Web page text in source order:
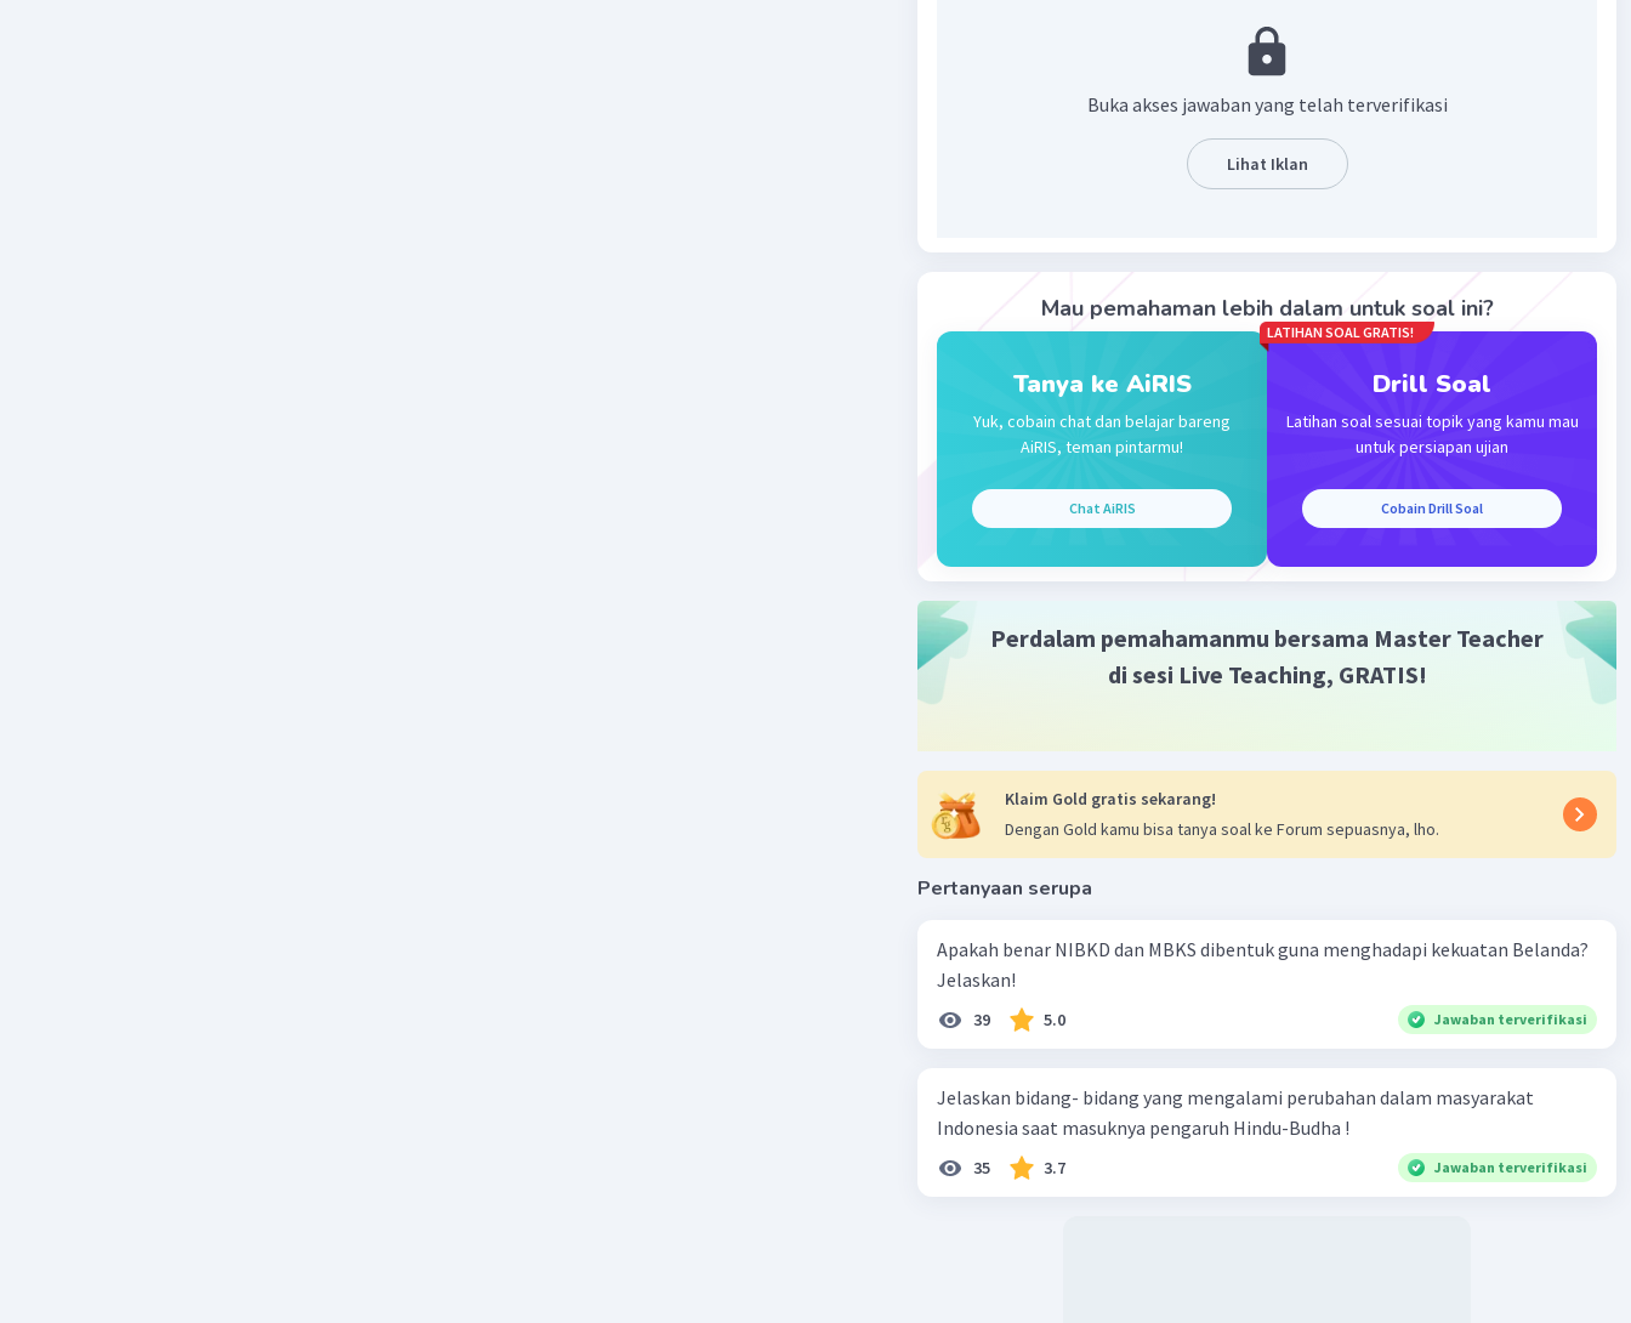
mencoba melarikan diri setelah Pemberontakan Madiun tahun 1948
gagal. Namun, mereka akhirnya tertangkap oleh pihak yang setia
kepada pemerintah Republik Indonesia di wilayah tersebut. Peristiwa
ini terjadi selama periode yang sangat kritis dalam sejarah Indonesia
pasca-kemerdekaan, yang disebut sebagai Pemberontakan Madiun,
dan berakhir dengan kekalahan kelompok pemberontak yang
Buka akses jawaban yang telah terverifikasi
Lihat Iklan
Mau pemahaman lebih dalam untuk soal ini?
Tanya ke AiRIS
Yuk, cobain chat dan belajar bareng
AiRIS, teman pintarmu!
Chat AiRIS
LATIHAN SOAL GRATIS!
Drill Soal
Latihan soal sesuai topik yang kamu mau
untuk persiapan ujian
Cobain Drill Soal
Perdalam pemahamanmu bersama Master Teacher
di sesi Live Teaching, GRATIS!
Klaim Gold gratis sekarang!
Dengan Gold kamu bisa tanya soal ke Forum sepuasnya, lho.
Pertanyaan serupa
Apakah benar NIBKD dan MBKS dibentuk guna menghadapi kekuatan Belanda?
Jelaskan!
39 5.0 Jawaban terverifikasi
Jelaskan bidang- bidang yang mengalami perubahan dalam masyarakat
Indonesia saat masuknya pengaruh Hindu-Budha !
35 3.7 Jawaban terverifikasi